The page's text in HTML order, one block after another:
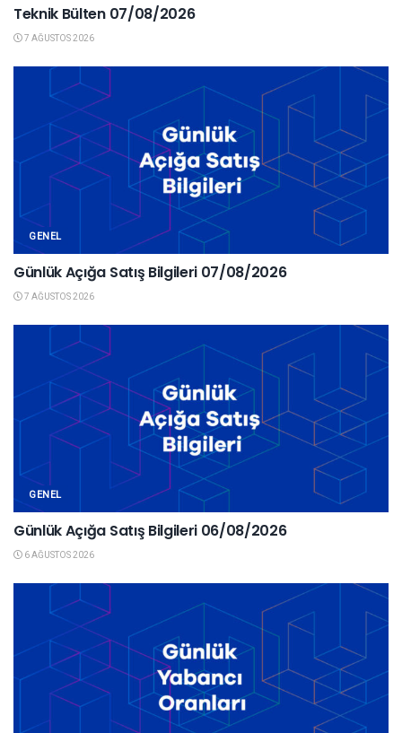
Teknik Bülten 07/08/2026
7 AĞUSTOS 2026
GENEL
Günlük Açığa Satış Bilgileri 07/08/2026
7 AĞUSTOS 2026
GENEL
Günlük Açığa Satış Bilgileri 06/08/2026
6 AĞUSTOS 2026